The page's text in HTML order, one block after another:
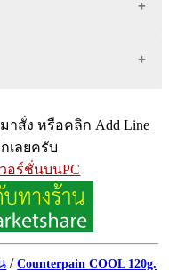
าสั่ง หรือคลิก Add Line
เลยครับ
วอร์ชั่นบนPC
/Counterpain COOL 120g.